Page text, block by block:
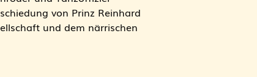
von Prinz Reinhard
und dem närrischen